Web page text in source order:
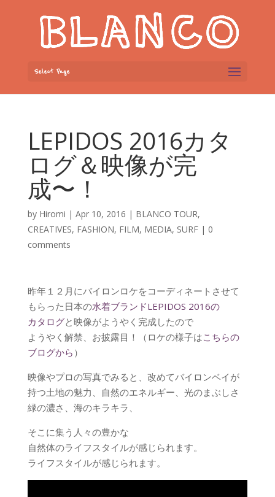
Select Page
LEPIDOS 2016カタ
ログ＆映像が完
成〜！
by Hiromi | Apr 10, 2016 | BLANCO TOUR,
CREATIVES, FASHION, FILM, MEDIA, SURF| 0
comments
昨年１２月にバイロンロケをコーディネートさせて
もらった日本の水着ブランドLEPIDOS 2016の
カタログと映像がようやく完成したので
ようやく解禁、お披露目！（ロケの様子はこちらの
ブログから ）
映像やプロの写真でみると、改めてバイロンベイが
持つ土地の魅力、自然のエネルギー、光のまぶしさ
緑の濃さ、海のキラキラ、
そこに集う人々の豊かな
自然体のライフスタイルが感じられます。
ライフスタイルが感じられます。